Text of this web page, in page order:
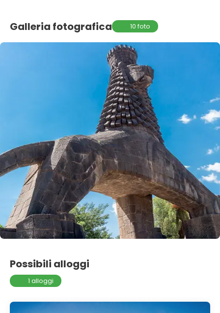
Galleria fotografica 10 foto
Possibili alloggi
1 alloggi